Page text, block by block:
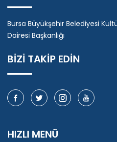
Bursa Büyükşehir Belediyesi
Dairesi Başkanlığı
BİZİ TAKİP EDİN
HIZLI MENÜ